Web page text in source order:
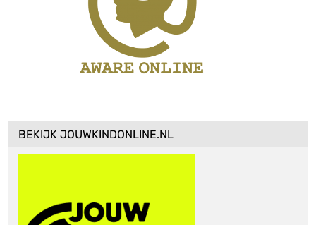
BEKIJK JOUWKINDONLINE.NL